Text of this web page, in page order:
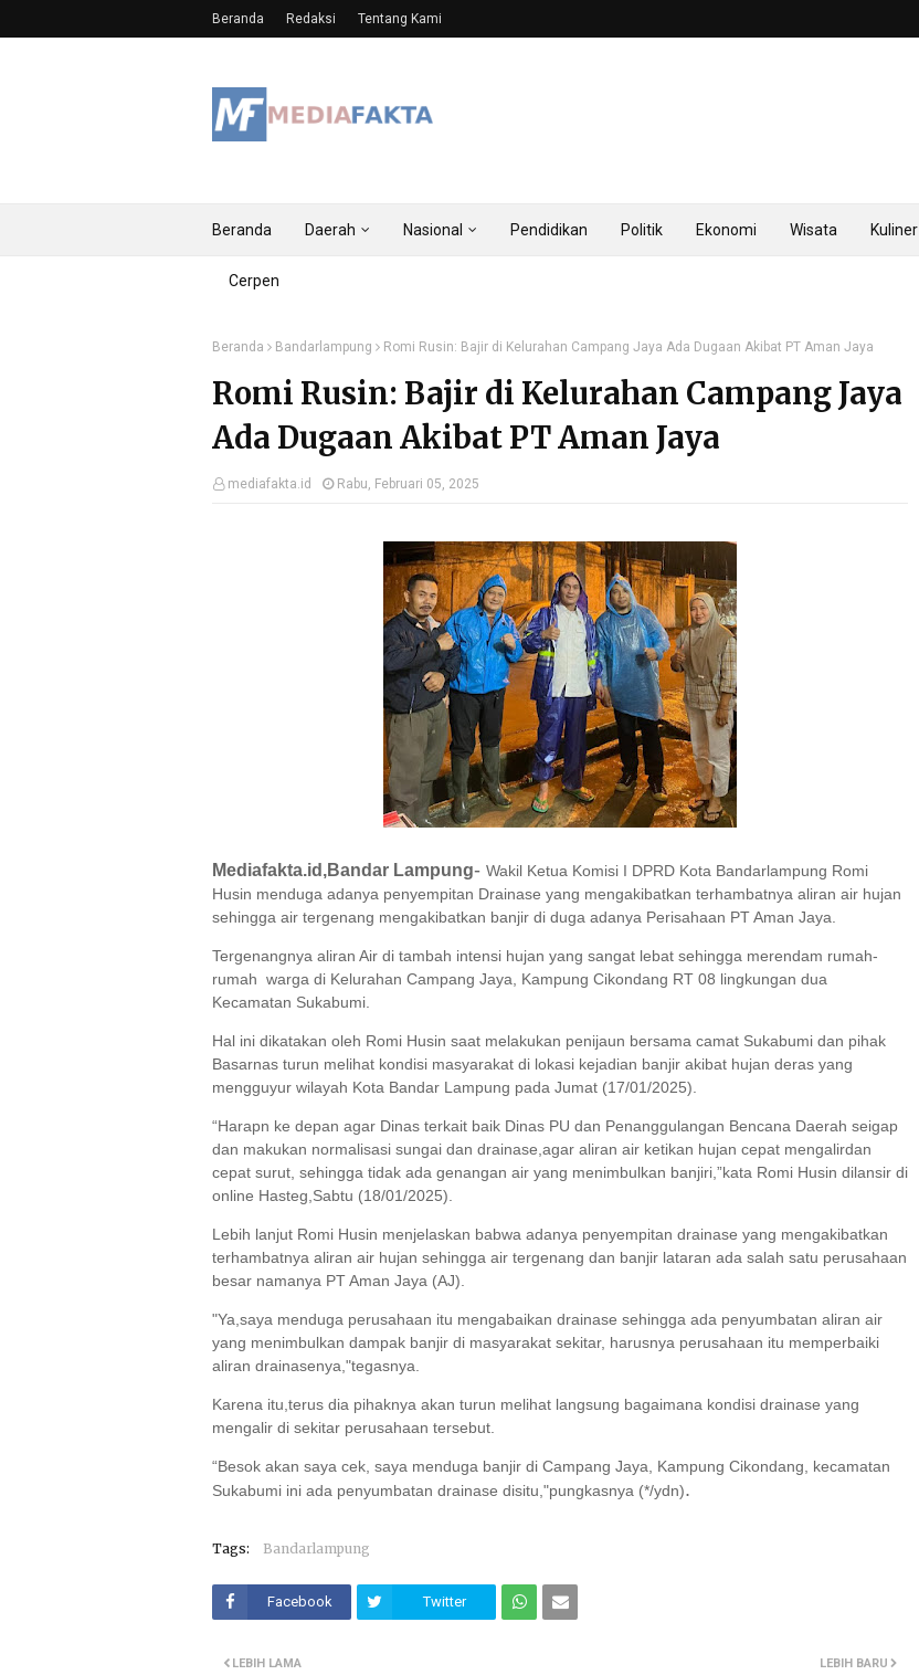
Beranda Redaksi Tentang Kami
Beranda Daerah Nasional Pendidikan Politik Ekonomi Wisata Kuliner
Cerpen
Beranda Bandarlampung Romi Rusin: Bajir di Kelurahan Campang Jaya Ada Dugaan Akibat PT Aman Jaya
Romi Rusin: Bajir di Kelurahan Campang Jaya
Ada Dugaan Akibat PT Aman Jaya
mediafakta.id Rabu, Februari 05, 2025
Mediafakta.id,Bandar Lampung- Wakil Ketua Komisi I DPRD Kota Bandarlampung Romi
Husin menduga adanya penyempitan Drainase yang mengakibatkan terhambatnya aliran air hujan
sehingga air tergenang mengakibatkan banjir di duga adanya Perisahaan PT Aman Jaya.
Tergenangnya aliran Air di tambah intensi hujan yang sangat lebat sehingga merendam rumah-
rumah warga di Kelurahan Campang Jaya, Kampung Cikondang RT 08 lingkungan dua
Kecamatan Sukabumi.
Hal ini dikatakan oleh Romi Husin saat melakukan penijaun bersama camat Sukabumi dan pihak
Basarnas turun melihat kondisi masyarakat di lokasi kejadian banjir akibat hujan deras yang
mengguyur wilayah Kota Bandar Lampung pada Jumat (17/01/2025).
“Harapn ke depan agar Dinas terkait baik Dinas PU dan Penanggulangan Bencana Daerah seigap
dan makukan normalisasi sungai dan drainase,agar aliran air ketikan hujan cepat mengalirdan
cepat surut, sehingga tidak ada genangan air yang menimbulkan banjiri,”kata Romi Husin dilansir di
online Hasteg,Sabtu (18/01/2025).
Lebih lanjut Romi Husin menjelaskan babwa adanya penyempitan drainase yang mengakibatkan
terhambatnya aliran air hujan sehingga air tergenang dan banjir lataran ada salah satu perusahaan
besar namanya PT Aman Jaya (AJ).
"Ya,saya menduga perusahaan itu mengabaikan drainase sehingga ada penyumbatan aliran air
yang menimbulkan dampak banjir di masyarakat sekitar, harusnya perusahaan itu memperbaiki
aliran drainasenya,"tegasnya.
Karena itu,terus dia pihaknya akan turun melihat langsung bagaimana kondisi drainase yang
mengalir di sekitar perusahaan tersebut.
“Besok akan saya cek, saya menduga banjir di Campang Jaya, Kampung Cikondang, kecamatan
Sukabumi ini ada penyumbatan drainase disitu,"pungkasnya (*/ydn).
Tags: Bandarlampung
Facebook Twitter
LEBIH BARU
LEBIH LAMA